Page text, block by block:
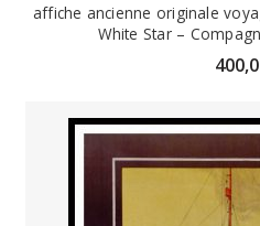
affiche ancienne originale
White Star –